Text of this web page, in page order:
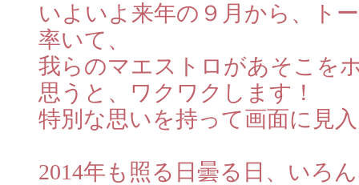
いよいよ来年の９月から、ト
率いて、
我らのマエストロがあそこを
思うと、ワクワクします！
特別な思いを持って画面に見
2014年も照る日曇る日、いろ